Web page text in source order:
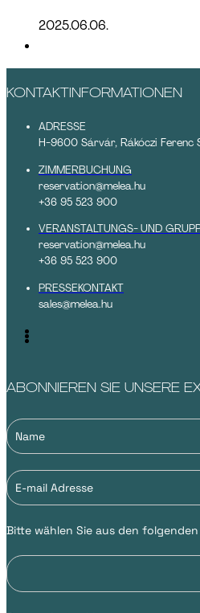
2025.06.06.
KONTAKTINFORMATIONEN
ADRESSE
H-9600 Sárvár, Rákóczi Ferenc
ZIMMERBUCHUNG
reservation@melea.hu
+36 95 523 900
VERANSTALTUNGS- UND
reservation@melea.hu
+36 95 523 900
PRESSEKONTAKT
sales@melea.hu
ABONNIEREN SIE UNSERE
Bitte wählen Sie aus den